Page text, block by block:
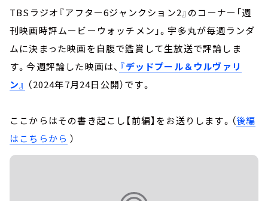
TBSラジオ『アフター6ジャンクション2』のコーナー「週
刊映画時評ムービーウォッチメン」。宇多丸が毎週ランダ
ムに決まった映画を自腹で鑑賞して生放送で評論しま
す。今週評論した映画は、 『デッドプール＆ウルヴァリ
ン』 （2024年7月24日公開）です。
ここからはその書き起こし【前編】をお送りします。（後編
はこちらから ）